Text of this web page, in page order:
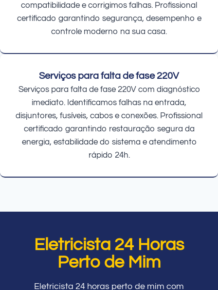
compatibilidade e corrigimos falhas. Profissional
certificado garantindo segurança, desempenho e
controle moderno na sua casa.
Serviços para falta de fase 220V
Serviços para falta de fase 220V com diagnóstico
imediato. Identificamos falhas na entrada,
disjuntores, fusíveis, cabos e conexões. Profissional
certificado garantindo restauração segura da
energia, estabilidade do sistema e atendimento
rápido 24h.
Eletricista 24 Horas
Perto de Mim
Eletricista 24 horas perto de mim com